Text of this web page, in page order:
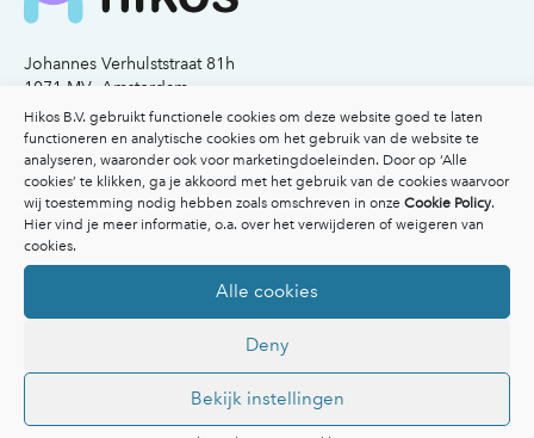
Hikos B.V. gebruikt functionele cookies om deze website goed te laten
functioneren en analytische cookies om het gebruik van de website te
analyseren, waaronder ook voor marketingdoeleinden. Door op ‘Alle
cookies’ te klikken, ga je akkoord met het gebruik van de cookies waarvoor
wij toestemming nodig hebben zoals omschreven in onze Cookie Policy.
Hier vind je meer informatie, o.a. over het verwijderen of weigeren van
cookies.
Alle cookies
Deny
Bekijk instellingen
Johannes Verhulststraat 81h
1071 MV Amsterdam
KvK nummer: 77341503
Email:info@hikos.nl
Bel:020-2117206
Voor patiënten
Voor patiënten
Veelgestelde vragen
Afspraak maken
Ik heb een klacht